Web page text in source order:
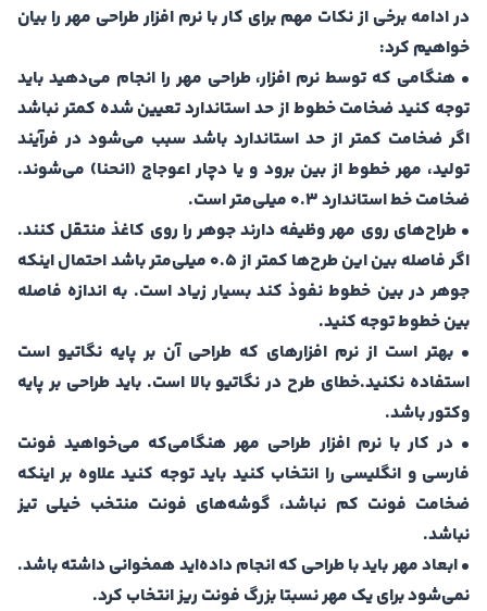
در ادامه برخی از نکات مهم برای کار با نرم افزار طراحی مهر را بیان
خواهیم کرد:
• هنگامی که توسط نرم افزار، طراحی مهر را انجام می‌دهید باید
توجه کنید ضخامت خطوط از حد استاندارد تعیین شده کمتر نباشد
اگر ضخامت کمتر از حد استاندارد باشد سبب می‌شود در فرآیند
تولید، مهر خطوط از بین برود و یا دچار اعوجاج (انحنا) می‌شوند‌.
ضخامت خط استاندارد 0.3 میلی‌متر است.
• طراح‌های روی مهر وظیفه دارند جوهر را روی کاغذ منتقل کنند.
اگر فاصله بین این طرح‌ها کمتر از 0.5 میلی‌متر باشد احتمال اینکه
جوهر در بین خطوط نفوذ کند بسیار زیاد است. به اندازه فاصله
بین خطوط توجه کنید.
• بهتر است از نرم افزار‌های که طراحی آن بر پایه نگاتیو است
استفاده نکنید.خطای طرح در نگاتیو بالا است. باید طراحی بر پایه
وکتور باشد.
• در کار با نرم افزار طراحی مهر هنگامی‌که می‌خواهید فونت
فارسی و انگلیسی را انتخاب کنید باید توجه کنید علاوه بر اینکه
ضخامت فونت کم نباشد، گوشه‌های فونت منتخب خیلی تیز
نباشد.
• ابعاد مهر باید با طراحی که انجام داده‌اید همخوانی داشته باشد.
نمی‌شود برای یک مهر نسبتا بزرگ فونت ریز انتخاب کرد.